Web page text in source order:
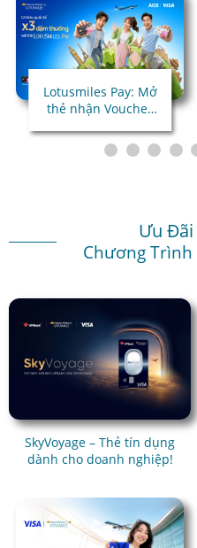
Lotusmiles Pay: Mở
thẻ nhận Voucher
Chi tiêu quốc tế x3
dặm thưởng!
Ưu
Chương Trình
SkyVoyage – Thẻ tín dụng
dành cho doanh nghiệp!